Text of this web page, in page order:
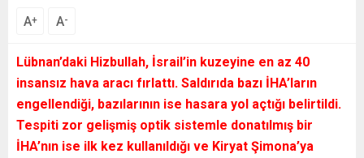
A+ A-
Lübnan’daki Hizbullah, İsrail’in kuzeyine en az 40
insansız hava aracı fırlattı. Saldırıda bazı İHA’ların
engellendiği, bazılarının ise hasara yol açtığı belirtildi.
Tespiti zor gelişmiş optik sistemle donatılmış bir
İHA’nın ise ilk kez kullanıldığı ve Kiryat Şimona’ya